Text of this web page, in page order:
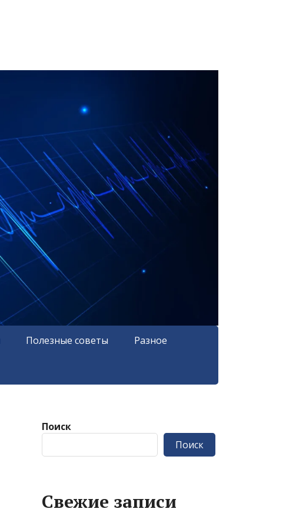
Полезные советы Разное
Поиск
Поиск
Свежие записи